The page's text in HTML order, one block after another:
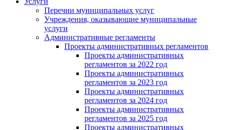
Перечни муниципальных услуг
Учреждения, оказывающие муниципальные
услуги
Административные регламенты
Проекты административных регламентов
Проекты административных
регламентов за 2022 год
Проекты административных
регламентов за 2023 год
Проекты административных
регламентов за 2024 год
Проекты административных
регламентов за 2025 год
Проекты административных